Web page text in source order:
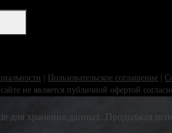
| Пользовательское соглашение |
не является публичной офертой
для хранения данных. Продолжая